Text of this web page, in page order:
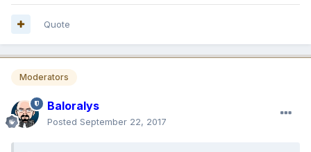
Quote
Moderators
Baloralys
Posted September 22, 2017